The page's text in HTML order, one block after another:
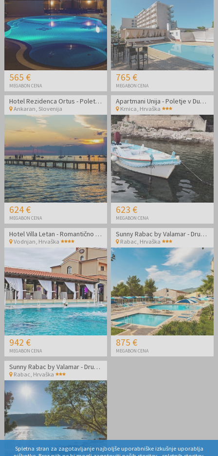
565 €
MEGABON CENA
765 €
MEGABON CENA
Hotel Rezidenca Ortus - Poletno razvajanje z vključeno masažo na slovenski obali
Ankaran, Slovenija
624 €
MEGABON CENA
Apartmani Unija - Poletje v Dugi Uvali
Krnica, Hrvaška
623 €
MEGABON CENA
Hotel Villa Letan - Romantično ali družinsko poletje
Vodnjan, Hrvaška
942 €
MEGABON CENA
Sunny Rabac by Valamar - Družinsko poletje v mestu Rabac
Rabac, Hrvaška
875 €
MEGABON CENA
Sunny Rabac by Valamar - Družinski konec poletja v mestu Rabac
Rabac Hrvaška
Spletna stran za zagotavljanje najboljše uporabniške izkušnje uporablja